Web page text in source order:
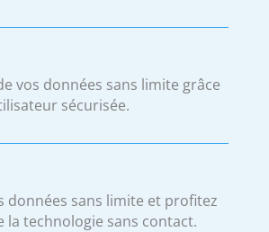
vos données sans limite grâce
sécurisée.
données sans limite et profitez
la technologie sans contact.